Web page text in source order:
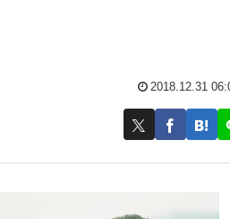
2018.12.31